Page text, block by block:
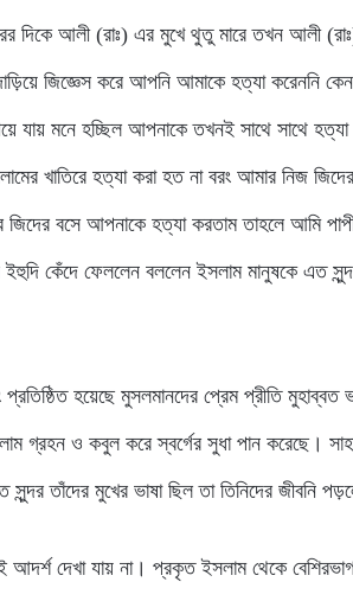
দিকে আলী (রাঃ) এর মুখে থুতু মারে তখন আলী
জিজ্ঞেস করে আপনি আমাকে হত্যা করেননি
যায় মনে হচ্ছিল আপনাকে তখনই সাথে সাথে
খাতিরে হত্যা করা হত না বরং আমার নিজ
বসে আপনাকে হত্যা করতাম তাহলে আমি
কেঁদে ফেললেন বললেন ইসলাম মানুষকে এত
হয়েছে মুসলমানদের প্রেম প্রীতি মুহাব্বত
গ্রহন ও কবুল করে স্বর্গের সুধা পান করেছে।
তাঁদের মুখের ভাষা ছিল তা তিনিদের জীবনি
দেখা যায় না। প্রকৃত ইসলাম থেকে